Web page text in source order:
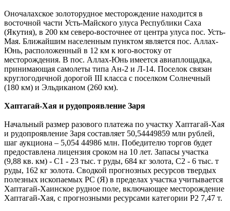
Оночалахское золоторудное месторождение находится в
восточной части Усть-Майского улуса Республики Саха
(Якутия), в 200 км северо-восточнее от центра улуса пос. Усть-
Мая. Ближайшим населенным пунктом является пос. Аллах-
Юнь, расположенный в 12 км к юго-востоку от
месторождения. В пос. Аллах-Юнь имеется авиаплощадка,
принимающая самолеты типа Ан-2 и Л-14. Поселок связан
круглогодичной дорогой III класса с поселком Солнечный
(180 км) и Эльдиканом (260 км).
Хаптагай-Хая и рудопроявление Заря
Начальный размер разового платежа по участку Хаптагай-Хая
и рудопроявление Заря составляет 50,54449859 млн рублей,
шаг аукциона – 5,054 44986 млн. Победителю торгов будет
предоставлена лицензия сроком на 10 лет. Запасы участка
(9,88 кв. км) - С1 - 23 тыс. т руды, 684 кг золота, С2 - 6 тыс. т
руды, 162 кг золота. Сводкой прогнозных ресурсов твердых
полезных ископаемых РС (Я) в пределах участка учитывается
Хаптагай-Хаинское рудное поле, включающее месторождение
Хаптагай-Хая, с прогнозными ресурсами категории Р2 7,47 т.